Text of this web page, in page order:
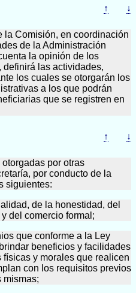
↑ ↓
la Comisión, en coordinación
de la Administración
la opinión de los
las actividades,
los cuales se otorgarán los
a los que podrán
que se registren en
↑ ↓
por otras
por conducto de la
siguientes:
de la honestidad, del
del comercio formal;
que conforme a la Ley
beneficios y facilidades
y morales que realicen
con los requisitos previos
mismas;